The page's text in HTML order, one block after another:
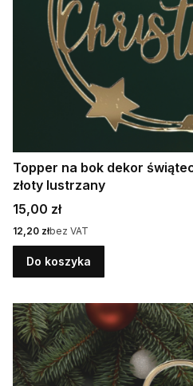
Topper na bok dekor
złoty lustrzany
Cena
15,00 zł
Cena
12,20 złbez VAT
Do koszyka